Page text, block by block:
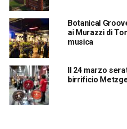
Botanical
ai Murazzi di
musica
Il 24 marzo
birrificio